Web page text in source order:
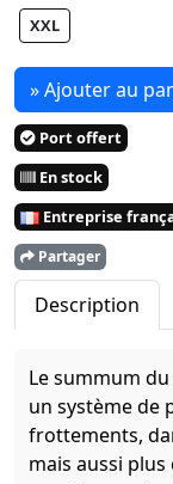
XXL
» Ajouter au
Port offert
En stock
Entreprise
Partager
Description
Le summum
un système de
frottements,
mais aussi